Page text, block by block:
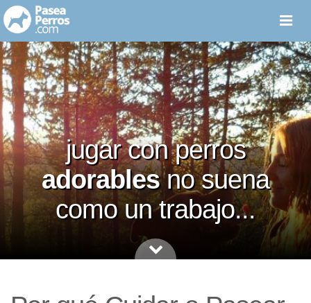
menú
jugar con perros
adorables no suena
como un trabajo...